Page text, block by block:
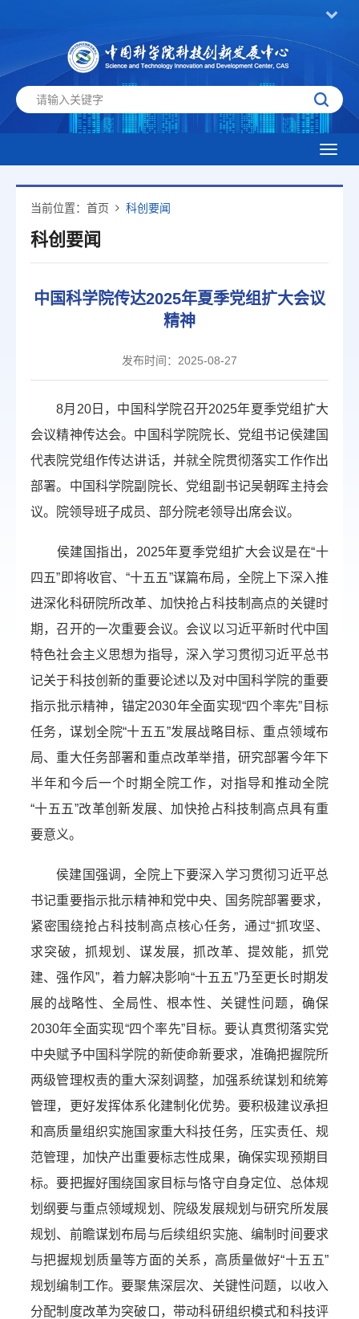
当前位置： 首页 科创要闻
科创要闻
中国科学院传达2025年夏季党组扩大会议
精神
发布时间：2025-08-27
8月20日，中国科学院召开2025年夏季党组扩大
会议精神传达会。中国科学院院长、党组书记侯建国
代表院党组作传达讲话，并就全院贯彻落实工作作出
部署。中国科学院副院长、党组副书记吴朝晖主持会
议。院领导班子成员、部分院老领导出席会议。
侯建国指出，2025年夏季党组扩大会议是在“十
四五”即将收官、“十五五”谋篇布局，全院上下深入推
进深化科研院所改革、加快抢占科技制高点的关键时
期，召开的一次重要会议。会议以习近平新时代中国
特色社会主义思想为指导，深入学习贯彻习近平总书
记关于科技创新的重要论述以及对中国科学院的重要
指示批示精神，锚定2030年全面实现“四个率先”目标
任务，谋划全院“十五五”发展战略目标、重点领域布
局、重大任务部署和重点改革举措，研究部署今年下
半年和今后一个时期全院工作，对指导和推动全院
“十五五”改革创新发展、加快抢占科技制高点具有重
要意义。
侯建国强调，全院上下要深入学习贯彻习近平总
书记重要指示批示精神和党中央、国务院部署要求，
紧密围绕抢占科技制高点核心任务，通过“抓攻坚、
求突破，抓规划、谋发展，抓改革、提效能，抓党
建、强作风”，着力解决影响“十五五”乃至更长时期发
展的战略性、全局性、根本性、关键性问题，确保
2030年全面实现“四个率先”目标。要认真贯彻落实党
中央赋予中国科学院的新使命新要求，准确把握院所
两级管理权责的重大深刻调整，加强系统谋划和统筹
管理，更好发挥体系化建制化优势。要积极建议承担
和高质量组织实施国家重大科技任务，压实责任、规
范管理，加快产出重要标志性成果，确保实现预期目
标。要把握好围绕国家目标与恪守自身定位、总体规
划纲要与重点领域规划、院级发展规划与研究所发展
规划、前瞻谋划布局与后续组织实施、编制时间要求
与把握规划质量等方面的关系，高质量做好“十五五”
规划编制工作。要聚焦深层次、关键性问题，以收入
分配制度改革为突破口，带动科研组织模式和科技评